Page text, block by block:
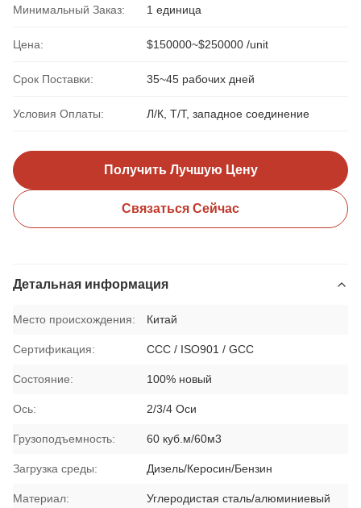
Минимальный Заказ: 1 единица
Цена: $150000~$250000 /unit
Срок Поставки: 35~45 рабочих дней
Условия Оплаты: Л/К, Т/Т, западное соединение
Получить Лучшую Цену
Связаться Сейчас
Детальная информация
Место происхождения: Китай
Сертификация: CCC / ISO901 / GCC
Состояние: 100% новый
Ось: 2/3/4 Оси
Грузоподъемность: 60 куб.м/60м3
Загрузка среды: Дизель/Керосин/Бензин
Материал:
Углеродистая сталь/алюминиевый